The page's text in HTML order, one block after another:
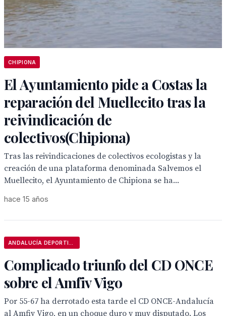
CHIPIONA
El Ayuntamiento pide a Costas la
reparación del Muellecito tras la
reivindicación de
colectivos(Chipiona)
Tras las reivindicaciones de colectivos ecologistas y la
creación de una plataforma denominada Salvemos el
Muellecito, el Ayuntamiento de Chipiona se ha...
hace 15 años
Complicado triunfo del CD ONCE
sobre el Amfiv Vigo
Por 55-67 ha derrotado esta tarde el CD ONCE-Andalucía
al Amfiv Vigo, en un choque duro y muy disputado. Los